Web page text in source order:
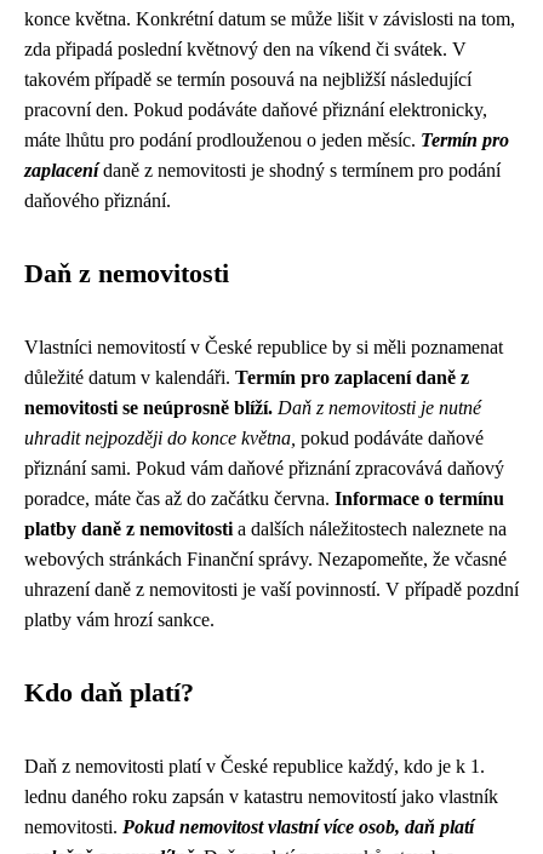
konce května. Konkrétní datum se může lišit v závislosti na tom,
zda připadá poslední květnový den na víkend či svátek. V
takovém případě se termín posouvá na nejbližší následující
pracovní den. Pokud podáváte daňové přiznání elektronicky,
máte lhůtu pro podání prodlouženou o jeden měsíc. Termín pro
zaplacenídaně z nemovitosti je shodný s termínem pro podání
daňového přiznání.
Daň z nemovitosti
Vlastníci nemovitostí v České republice by si měli poznamenat
důležité datum v kalendáři. Termín pro zaplacení daně z
nemovitosti se neúprosně blíží. Daň z nemovitosti je nutné
uhradit nejpozději do konce května, pokud podáváte daňové
přiznání sami. Pokud vám daňové přiznání zpracovává daňový
poradce, máte čas až do začátku června. Informace o termínu
platby daně z nemovitosti a dalších náležitostech naleznete na
webových stránkách Finanční správy. Nezapomeňte, že včasné
uhrazení daně z nemovitosti je vaší povinností. V případě pozdní
platby vám hrozí sankce.
Kdo daň platí?
Daň z nemovitosti platí v České republice každý, kdo je k 1.
lednu daného roku zapsán v katastru nemovitostí jako vlastník
nemovitosti. Pokud nemovitost vlastní více osob, daň platí